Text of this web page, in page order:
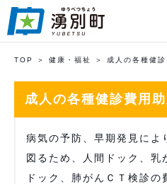
TOP 健康・福祉 成人の各種健
成人の各種健診費用
病気の予防、早期発見によ
図るため、人間ドック、乳
ドック、肺がんＣＴ検診